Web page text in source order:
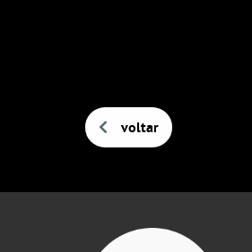
voltar